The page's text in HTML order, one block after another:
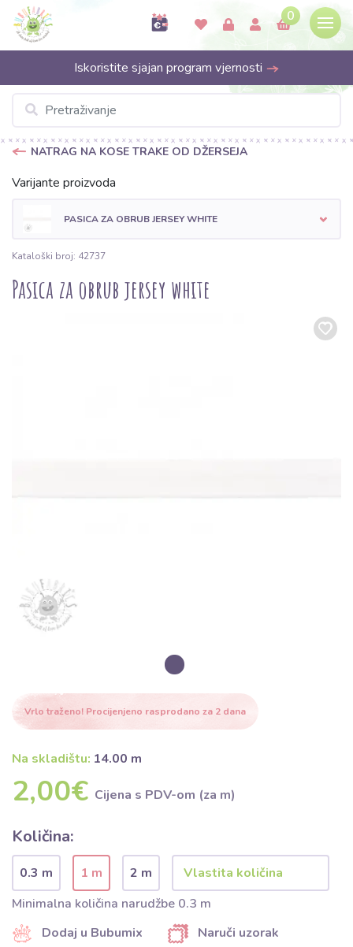
0
Iskoristite sjajan program vjernosti
NATRAG NA KOSE TRAKE OD DŽERSEJA
Varijante proizvoda
PASICA ZA OBRUB JERSEY WHITE
Kataloški broj: 42737
Pasica za obrub jersey white
Vrlo traženo! Procijenjeno rasprodano za 2 dana
Na skladištu: 14.00 m
2,00€ Cijena s PDV-om (za m)
Količina:
0.3 m 1 m
2 m
Minimalna količina narudžbe 0.3 m
Dodaj u Bubumix
Naruči uzorak